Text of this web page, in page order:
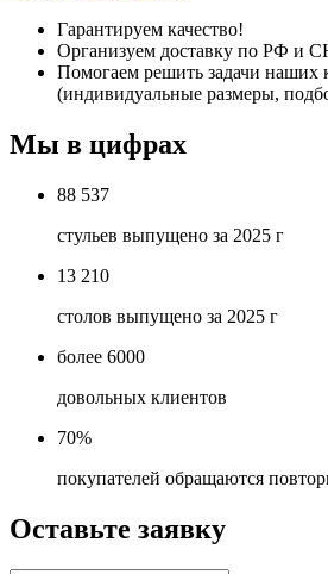
Гарантируем качество!
Организуем доставку по РФ и
Помогаем решить задачи наших
(индивидуальные размеры,
Мы в цифрах
88 537
стульев выпущено за 2025 г
13 210
столов выпущено за 2025 г
более 6000
довольных клиентов
70%
покупателей обращаются
Оставьте заявку